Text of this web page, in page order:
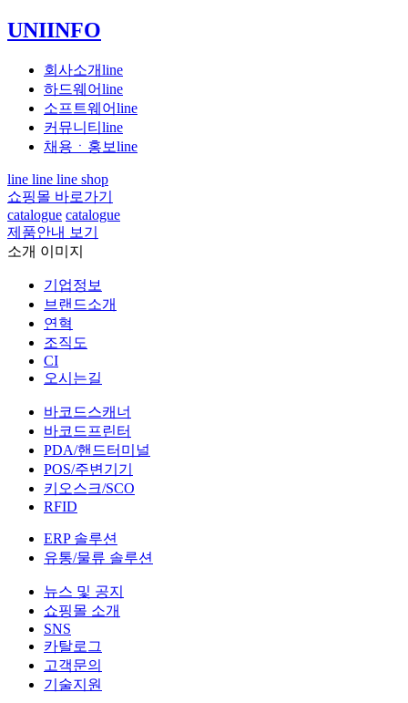
UNIINFO
회사소개line
하드웨어line
소프트웨어line
커뮤니티 line
채용ㆍ홍보line
line line line shop
쇼핑몰 바로가기
catalogue catalogue
제품안내 보기
소개 이미지
기업정보
브랜드소개
연혁
조직도
CI
오시는길
바코드스캐너
바코드프린터
PDA/핸드터미널
POS/주변기기
키오스크/SCO
RFID
ERP 솔루션
유통/물류 솔루션
뉴스 및 공지
쇼핑몰 소개
SNS
카탈로그
고객문의
기술지원